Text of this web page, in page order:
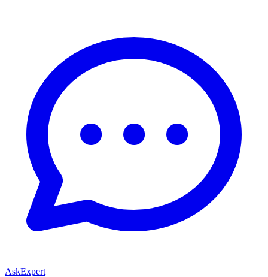
AskExpert